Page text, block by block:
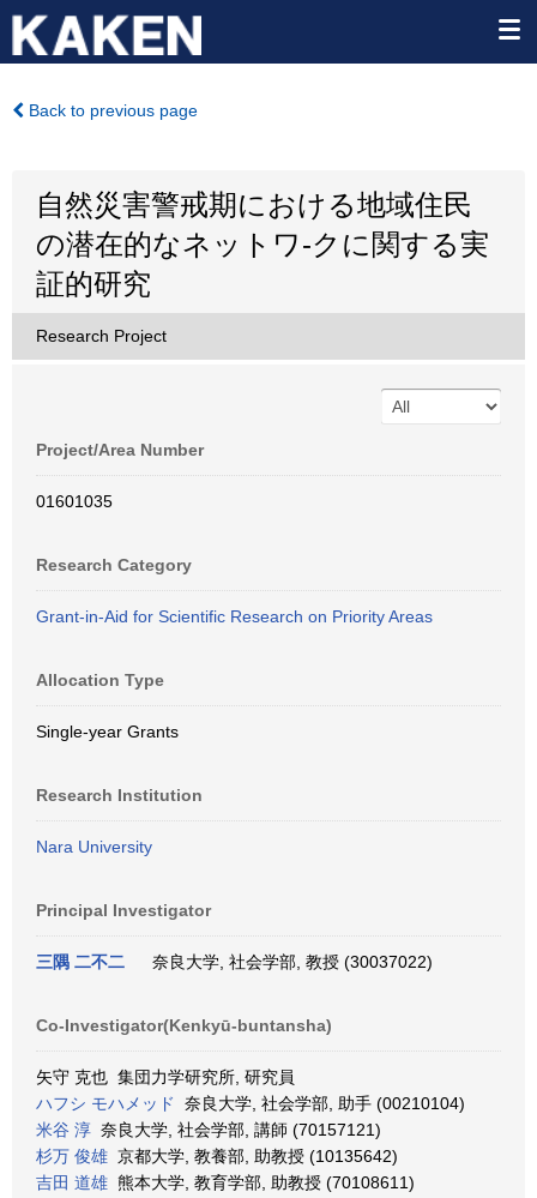
Back to previous page
自然災害警戒期における地域住民
の潜在的なネットワ-クに関する実
証的研究
Research Project
Project/Area Number
01601035
Research Category
Grant-in-Aid for Scientific Research on Priority Areas
Allocation Type
Single-year Grants
Research Institution
Nara University
Principal Investigator
三隅 二不二 奈良大学, 社会学部, 教授 (30037022)
Co-Investigator(Kenkyū-buntansha)
矢守 克也 集団力学研究所, 研究員
ハフシ モハメッド
奈良大学, 社会学部, 助手 (00210104)
米谷 淳 奈良大学, 社会学部, 講師 (70157121)
杉万 俊雄 京都大学, 教養部, 助教授 (10135642)
吉田 道雄 熊本大学, 教育学部, 助教授 (70108611)